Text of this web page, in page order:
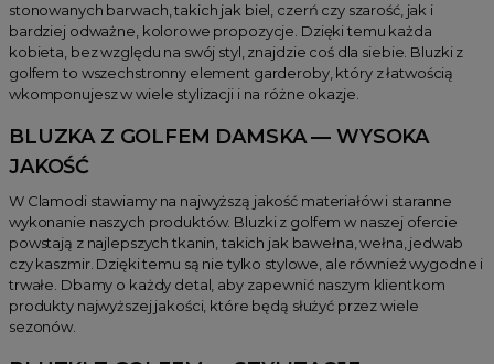
stonowanych barwach, takich jak biel, czerń czy szarość, jak i
bardziej odważne, kolorowe propozycje. Dzięki temu każda
kobieta, bez względu na swój styl, znajdzie coś dla siebie. Bluzki z
golfem to wszechstronny element garderoby, który z łatwością
wkomponujesz w wiele stylizacji i na różne okazje.
BLUZKA Z GOLFEM DAMSKA — WYSOKA
JAKOŚĆ
W Clamodi stawiamy na najwyższą jakość materiałów i staranne
wykonanie naszych produktów. Bluzki z golfem w naszej ofercie
powstają z najlepszych tkanin, takich jak bawełna, wełna, jedwab
czy kaszmir. Dzięki temu są nie tylko stylowe, ale również wygodne i
trwałe. Dbamy o każdy detal, aby zapewnić naszym klientkom
produkty najwyższej jakości, które będą służyć przez wiele
sezonów.